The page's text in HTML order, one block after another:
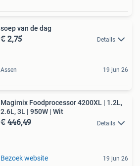
soep van de dag
€ 2,75 Details
Assen 19 jun 26
Magimix Foodprocessor 4200XL | 1.2L,
2.6L, 3L | 950W | Wit
€ 446,49 Details
Bezoek website 19 jun 26